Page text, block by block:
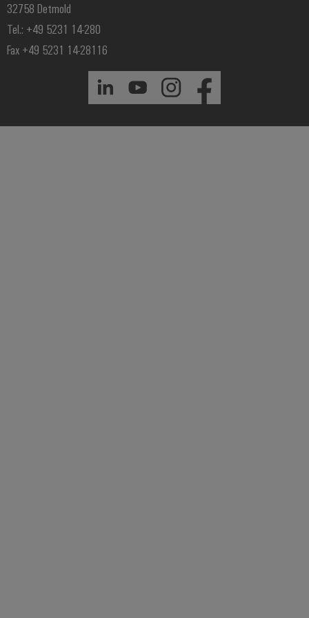
32758 Detmold
Tel.: +49 5231 14-280
Fax +49 5231 14-28116